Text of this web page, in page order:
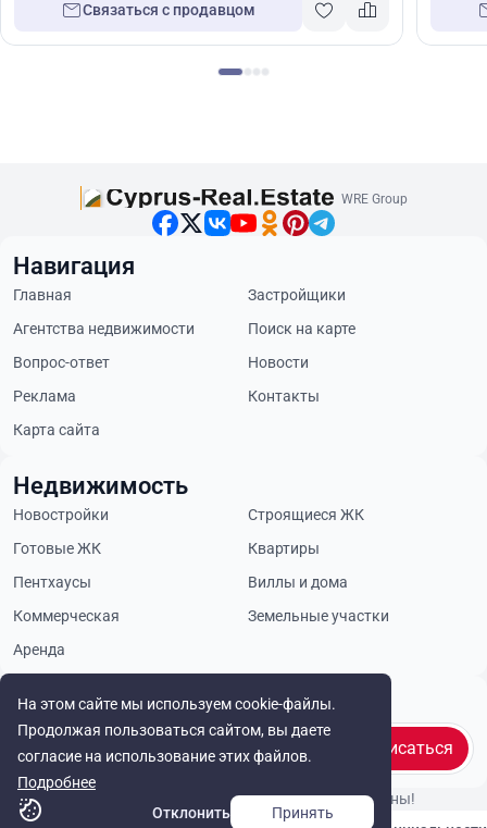
Связаться с продавцом
На этом сайте мы используем cookie-файлы.
Продолжая пользоваться сайтом, вы даете
согласие на использование этих файлов.
Подробнее
Отклонить
Принять
WRE Group
Будьте в курсе
Подписаться
Навигация
Главная
Застройщики
Агентства недвижимости
Поиск на карте
Вопрос-ответ
Новости
Реклама
Контакты
Карта сайта
Недвижимость
Новостройки
Строящиеся ЖК
Готовые ЖК
Квартиры
Пентхаусы
Виллы и дома
Коммерческая
Земельные участки
Аренда
© Cyprus Realestate 2026. Все права защищены!